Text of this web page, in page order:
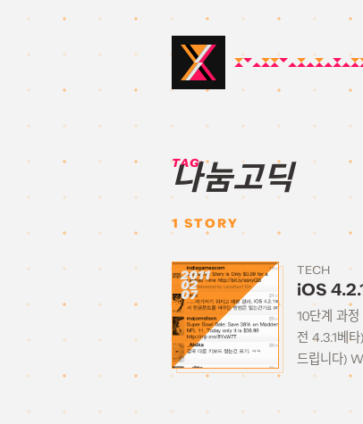
TAG:
나눔고딕
1 STORY
2011
02
07
TECH
iOS
10단계 과
전 4.3.1베
드립니다)